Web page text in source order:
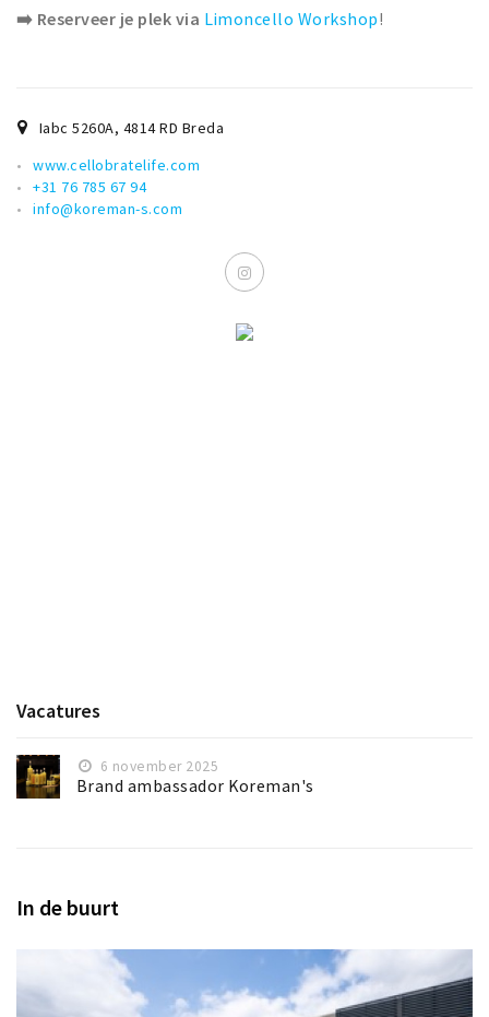
➡️ Reserveer je plek via Limoncello Workshop!
Iabc 5260A, 4814 RD Breda
www.cellobratelife.com
+31 76 785 67 94
info@koreman-s.com
Vacatures
6 november 2025
Brand ambassador Koreman's
In de buurt